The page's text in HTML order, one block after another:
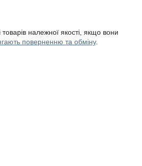
належної якості, якщо вони
поверненню та обміну.